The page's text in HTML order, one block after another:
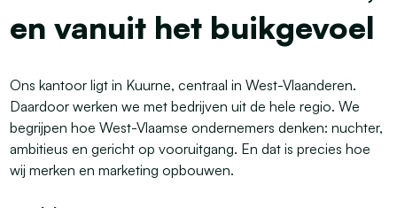
en vanuit het buikgevoel
Ons kantoor ligt in Kuurne, centraal in West-Vlaanderen.
Daardoor werken we met bedrijven uit de hele regio. We
begrijpen hoe West-Vlaamse ondernemers denken: nuchter,
ambitieus en gericht op vooruitgang. En dat is precies hoe
wij merken en marketing opbouwen.